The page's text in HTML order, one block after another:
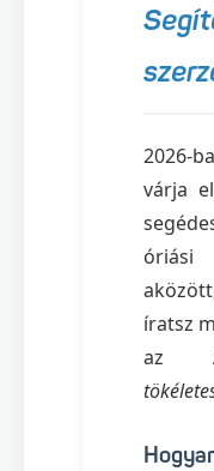
2026-
várja
íratsz
az